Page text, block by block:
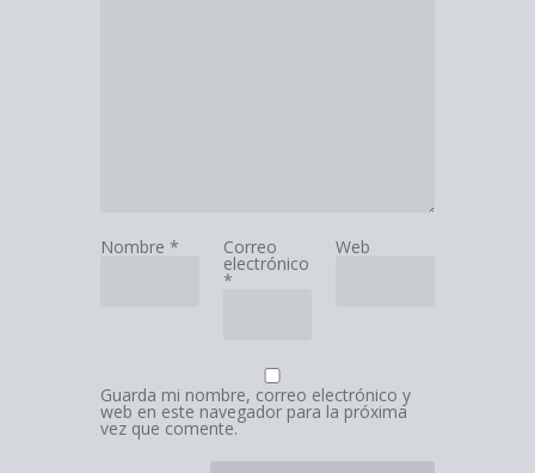
Nombre * Correo
electrónico
*
Web
Guarda mi nombre, correo electrónico y
web en este navegador para la próxima
vez que comente.